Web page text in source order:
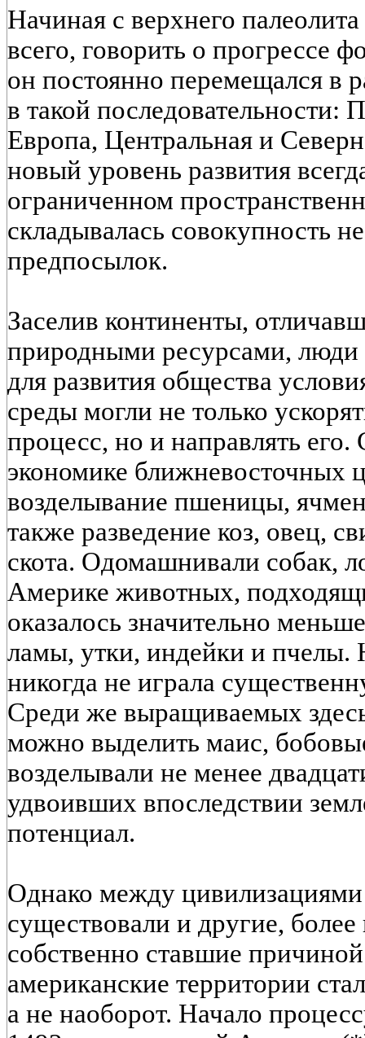
Начиная с верхнего
всего, говорить о прогрессе
он постоянно перемещался в
в такой
Европа, Центральная и
новый уровень развития
ограниченном
складывалась совокупность
предпосылок.
Заселив континенты,
природными ресурсами, люди
для развития общества
среды могли не только
процесс, но и направлять
экономике ближневосточных
возделывание пшеницы,
также разведение коз, овец,
скота. Одомашнивали собак,
Америке животных,
оказалось значительно
ламы, утки, индейки и пчелы.
никогда не играла
Среди же выращиваемых
можно выделить маис,
возделывали не менее
удвоивших впоследствии
потенциал.
Однако между
существовали и другие,
собственно ставшие
американские территории
а не наоборот. Начало